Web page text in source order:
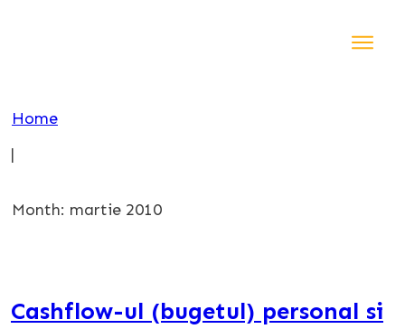
Home
|
Month: martie 2010
Cashflow-ul (bugetul) personal si